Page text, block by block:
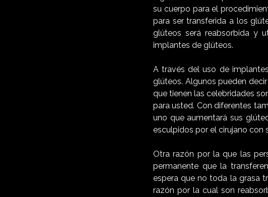
su cuerpo para el
para ser transferida a los
glúteos será reabsorbida y
implantes de glúteos.
A través del uso de
glúteos. Algunos pueden
que tienen las celebridades
para usted. Con diferentes
uno que aumentará sus
esculpidos por el cirujano con
Otra razón por la que las
permanente que la
espera que no toda la grasa
razón por la cual son